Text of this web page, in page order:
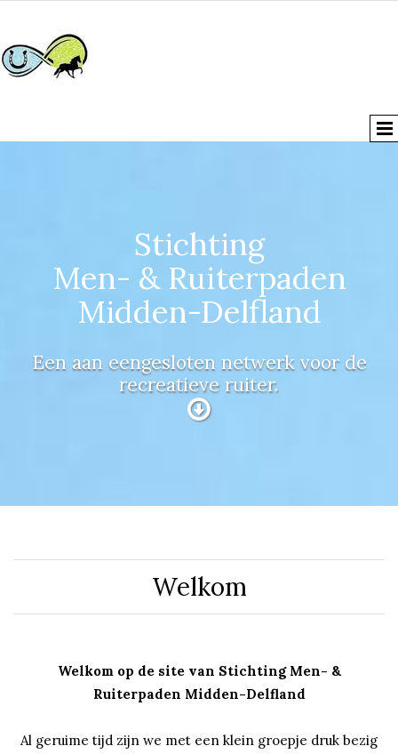
Stichting
Men- & Ruiterpaden
Midden-Delfland
Een aan eengesloten netwerk voor de
recreatieve ruiter.

Welkom
Welkom op de site van Stichting Men- &
Ruiterpaden Midden-Delfland
Al geruime tijd zijn we met een klein groepje druk bezig